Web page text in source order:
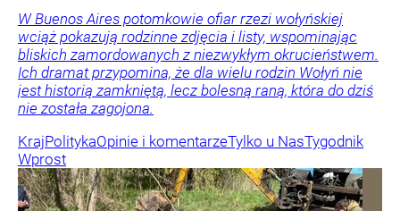
W Buenos Aires potomkowie ofiar rzezi wołyńskiej
wciąż pokazują rodzinne zdjęcia i listy, wspominając
bliskich zamordowanych z niezwykłym okrucieństwem.
Ich dramat przypomina, że dla wielu rodzin Wołyń nie
jest historią zamkniętą, lecz bolesną raną, która do dziś
nie została zagojona.
KrajPolitykaOpinie i komentarzeTylko u NasTygodnik
Wprost